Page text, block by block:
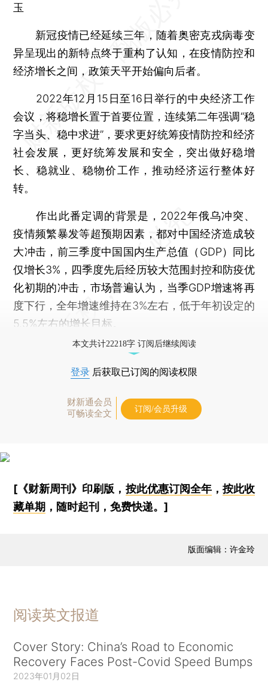
玉
新冠疫情已经延续三年，随着奥密克戎病毒变
异呈现出的新特点终于重构了认知，在疫情防控和
经济增长之间，政策天平开始偏向后者。
2022年12月15日至16日举行的中央经济工作
会议，将稳增长置于首要位置，连续第二年强调“稳
字当头、稳中求进”，要求更好统筹疫情防控和经济
社会发展，更好统筹发展和安全，突出做好稳增
长、稳就业、稳物价工作，推动经济运行整体好
转。
作出此番定调的背景是，2022年俄乌冲突、
疫情频繁暴发等超预期因素，都对中国经济造成较
大冲击，前三季度中国国内生产总值（GDP）同比
仅增长3%，四季度先后经历较大范围封控和防疫优
化初期的冲击，市场普遍认为，当季GDP增速将再
度下行，全年增速维持在3%左右，低于年初设定的
5.5%左右的增长目标。
本文共计22218字 订阅后继续阅读
登录 后获取已订阅的阅读权限
财新通会员
可畅读全文
订阅/会员升级
[《财新周刊》印刷版， 按此优惠订阅全年， 按此收
藏单期 ，随时起刊，免费快递。]
版面编辑：许金玲
阅读英文报道
Cover Story: China’s Road to Economic
Recovery Faces Post-Covid Speed Bumps
2023年01月02日